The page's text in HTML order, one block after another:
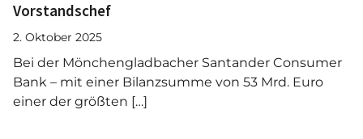
Vorstandschef
2. Oktober 2025
Bei der Mönchengladbacher Santander Consumer
Bank – mit einer Bilanzsumme von 53 Mrd. Euro
einer der größten […]